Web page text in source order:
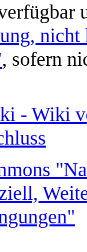
, sofern
- Wiki